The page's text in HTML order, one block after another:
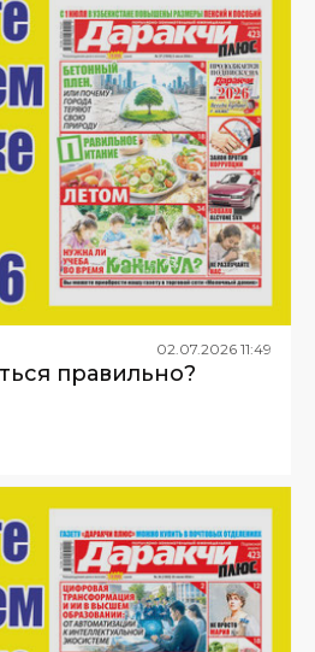
02.07.2026 11:49
правильно?